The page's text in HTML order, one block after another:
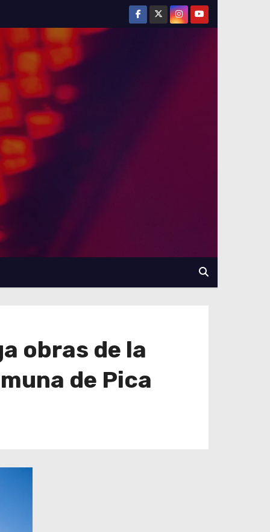
obras de la
de Pica